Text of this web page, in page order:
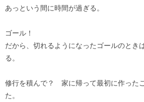
あっという間に時間が過ぎる。
ゴール！
だから、切れるようになったゴールのとき
る。
修行を積んで？ 家に帰って最初に作った
た。